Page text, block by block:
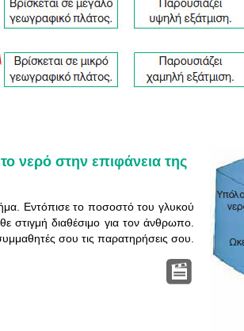
νερό στην επιφάνεια της
Εντόπισε το ποσοστό του γλυκού
στιγμή διαθέσιμο για τον άνθρωπο.
σου τις παρατηρήσεις σου.